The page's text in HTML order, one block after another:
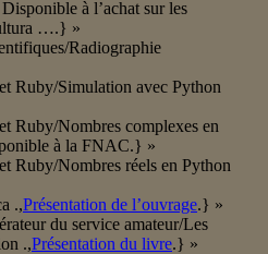
Disponible à l’achat sur les
….} »
Radiographie
Ruby/Simulation avec Python
Ruby/Nombres complexes en
à la FNAC.} »
Ruby/Nombres réels en Python
.,Présentation de l’ouvrage.} »
du service amateur/Les
.,Présentation du livre.} »